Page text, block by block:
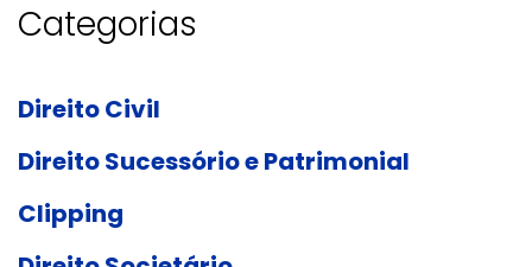
Categorias
Direito Civil
Direito Sucessório e Patrimonial
Clipping